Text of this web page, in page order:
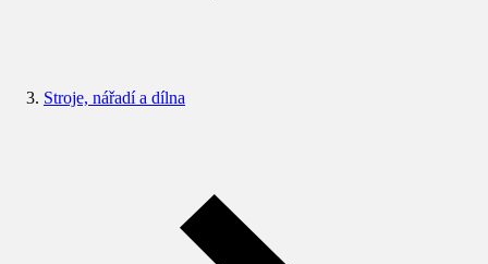
Stroje, nářadí a dílna